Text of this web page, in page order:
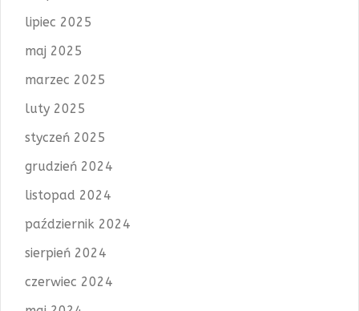
lipiec 2025
maj 2025
marzec 2025
luty 2025
styczeń 2025
grudzień 2024
listopad 2024
październik 2024
sierpień 2024
czerwiec 2024